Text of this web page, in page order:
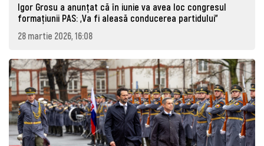
Igor Grosu a anunțat că în iunie va avea loc congresul
formațiunii PAS: „Va fi aleasă conducerea partidului”
28 martie 2026, 16:08